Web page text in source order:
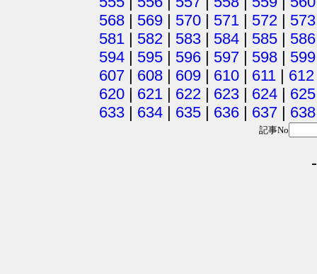
568 | 569 | 570 | 571 | 572 | 573
581 | 582 | 583 | 584 | 585 | 586
594 | 595 | 596 | 597 | 598 | 599
607 | 608 | 609 | 610 | 611 | 612
620 | 621 | 622 | 623 | 624 | 625
633 | 634 | 635 | 636 | 637 | 638
記事No